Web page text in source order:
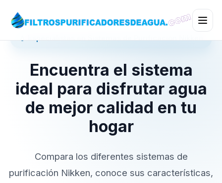
Encuentra el sistema
ideal para disfrutar agua
de mejor calidad en tu
hogar
Compara los diferentes sistemas de
purificación Nikken, conoce sus características,